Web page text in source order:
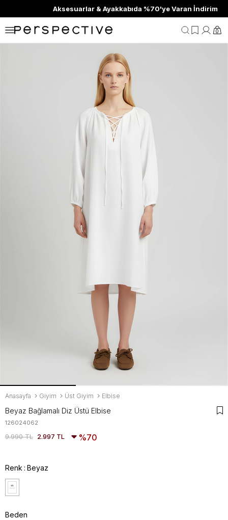
Aksesuarlar & Ayakkabıda %70'ye Varan İndirim
0
Anasayfa Giyim Üst Giyim Elbise
Beyaz Bağlamalı Diz Üstü Elbise
126024062
9.990 TL 2.997 TL 70
Renk Beyaz
Beden